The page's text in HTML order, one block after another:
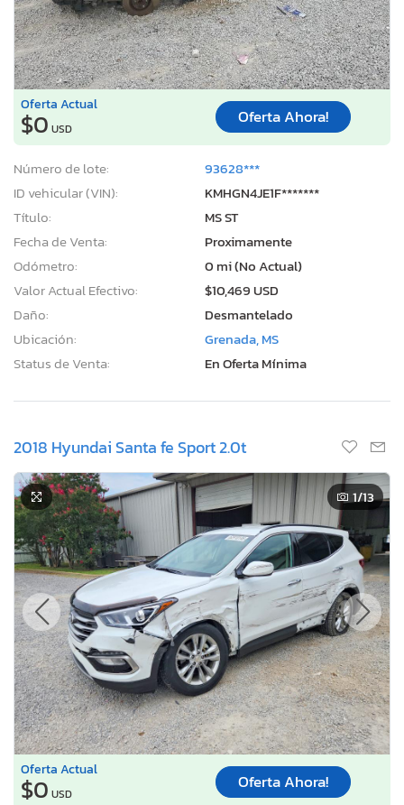
Oferta Actual
$0 USD
Oferta Ahora!
Número de lote:
93628***
ID vehicular (VIN):
KMHGN4JE1F*******
Título:
MS ST
Fecha de Venta:
Proximamente
Odómetro:
0 mi (No Actual)
Valor Actual Efectivo:
$10,469 USD
Daño:
Desmantelado
Ubicación:
Grenada, MS
Status de Venta:
En Oferta Mínima
2018 Hyundai Santa fe Sport 2.0t
1/13
Oferta Actual
$0 USD
Oferta Ahora!